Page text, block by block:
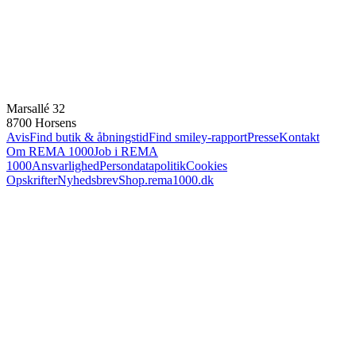
Marsallé 32
8700 Horsens
AvisFind butik & åbningstidFind smiley-rapportPresseKontakt
Om REMA 1000Job i REMA
1000AnsvarlighedPersondatapolitikCookies
OpskrifterNyhedsbrevShop.rema1000.dk